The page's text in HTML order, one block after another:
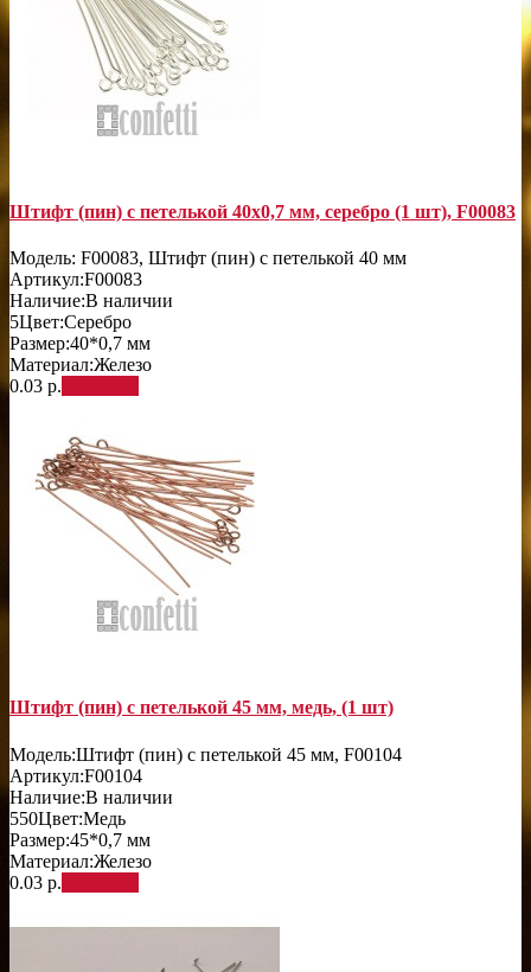
Штифт (пин) с петелькой 40х0,7 мм, серебро (1 шт), F00083
Модель: F00083, Штифт (пин) с петелькой 40 мм
Артикул:F00083
Наличие:В наличии
5Цвет:Серебро
Размер:40*0,7 мм
Материал:Железо
0.03 р.
Штифт (пин) с петелькой 45 мм, медь, (1 шт)
Модель:Штифт (пин) с петелькой 45 мм, F00104
Артикул:F00104
Наличие:В наличии
550Цвет:Медь
Размер:45*0,7 мм
Материал:Железо
0.03 р.